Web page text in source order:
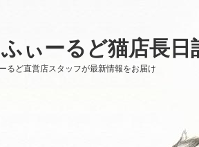
ぃーるど猫店長日
るど直営店スタッフが最新情報をお届け